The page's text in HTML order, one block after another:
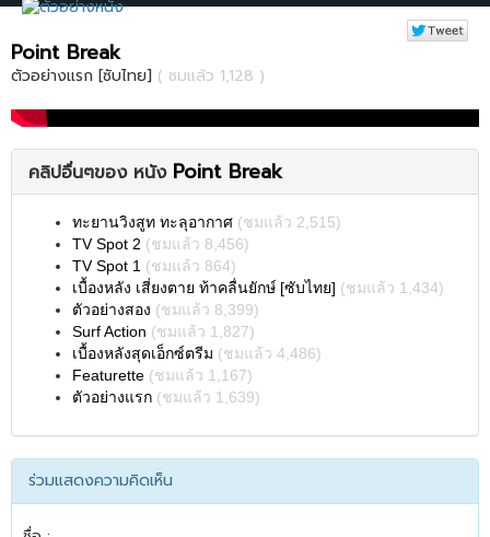
Point Break
ตัวอย่างแรก [ซับไทย] ( ชมแล้ว 1,128 )
คลิปอื่นๆของ หนัง Point Break
ทะยานวิงสูท ทะลุอากาศ (ชมแล้ว 2,515)
TV Spot 2 (ชมแล้ว 8,456)
TV Spot 1 (ชมแล้ว 864)
เบื้องหลัง เสี่ยงตาย ท้าคลื่นยักษ์ [ซับไทย] (ชมแล้ว 1,434)
ตัวอย่างสอง (ชมแล้ว 8,399)
Surf Action (ชมแล้ว 1,827)
เบื้องหลังสุดเอ็กซ์ตรีม (ชมแล้ว 4,486)
Featurette (ชมแล้ว 1,167)
ตัวอย่างแรก (ชมแล้ว 1,639)
ร่วมแสดงความคิดเห็น